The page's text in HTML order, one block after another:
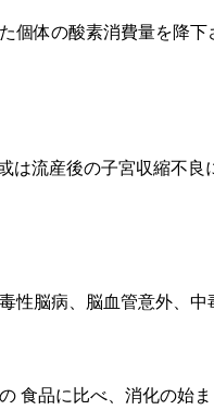
体の酸素消費量を降
流産後の子宮収縮不
脳病、脳血管意外、
食品に比べ、消化の始